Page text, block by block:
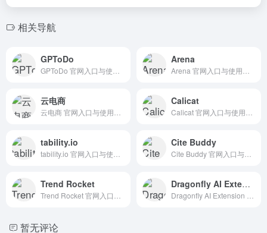
相关导航
GPToDo Arena
云电商 Calicat
tability.io Cite Buddy
Trend Rocket Dragonfly AI Extension
暂无评论